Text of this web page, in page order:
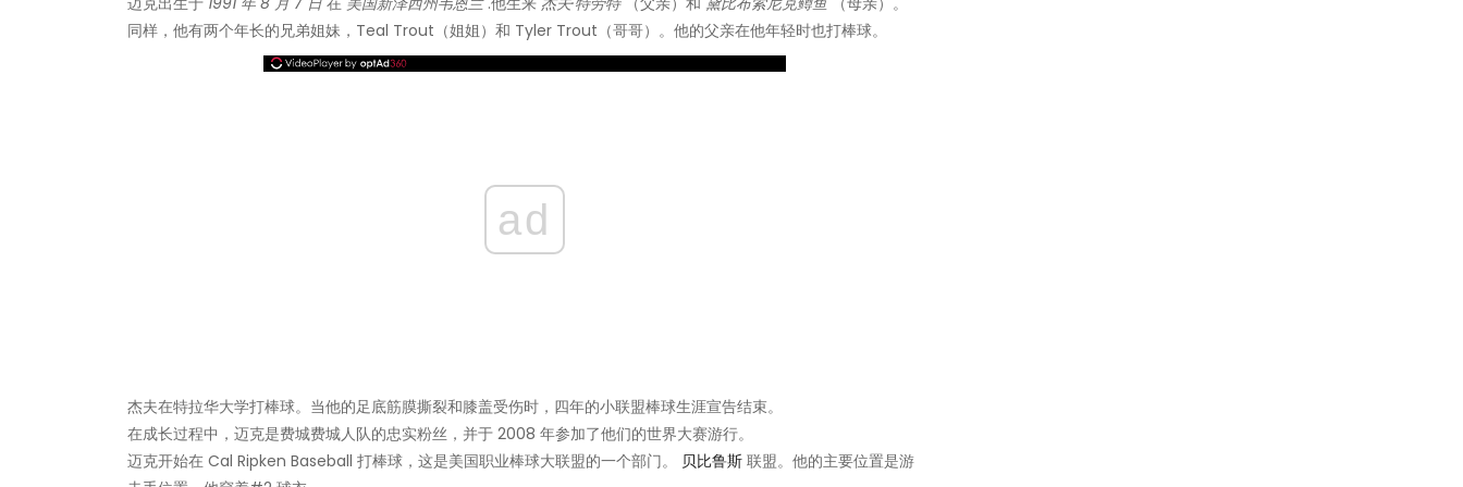
同样，他有两个年长的兄弟姐妹，Teal Trout（姐姐）和 Tyler Trout（哥哥）。 他的父亲在他年轻时也打棒球。
ad
杰夫在特拉华大学打棒球。当他的足底筋膜撕裂和膝盖受伤时，四年的小联盟棒球生涯宣告结束。
在成长过程中，迈克是费城费城人队的忠实粉丝，并于 2008 年参加了他们的世界大赛游行。
迈克开始在 Cal Ripken Baseball 打棒球，这是美国职业棒球大联盟的一个部门。 贝比鲁斯 联盟。他的主要位置是游